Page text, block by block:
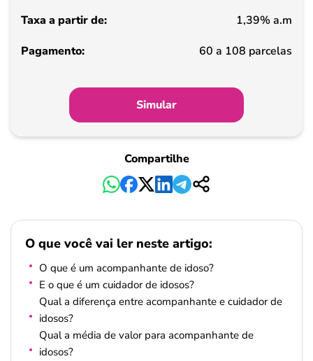
Pagamento
1,39% a.m
60 a 108 parcelas
Simular
Compartilhe
O que você vai ler neste artigo:
O que é um acompanhante de idoso?
E o que é um cuidador de idosos?
Qual a diferença entre acompanhante e cuidador de
idosos?
Qual a média de valor para acompanhante de
idosos?